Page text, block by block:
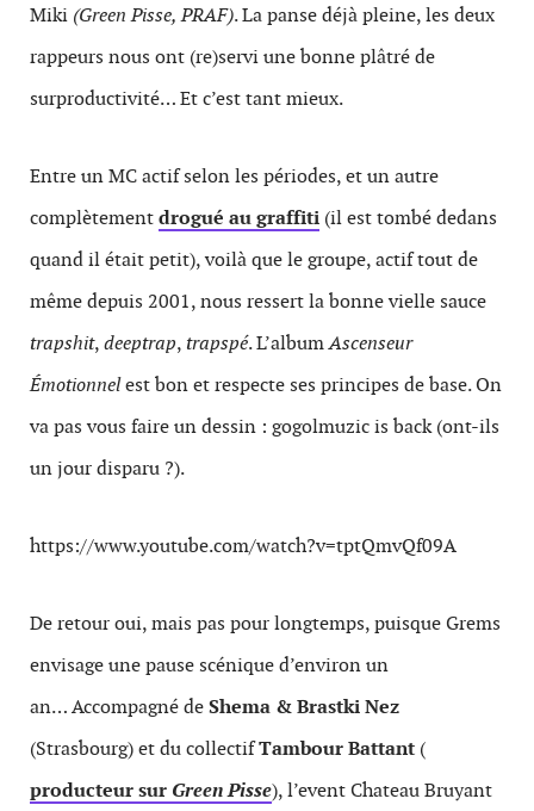
Miki (Green Pisse, PRAF). La panse déjà pleine, les deux
rappeurs nous ont (re)servi une bonne plâtré de
surproductivité… Et c’est tant mieux.
Entre un MC actif selon les périodes, et un autre
complètementdrogué au graffiti (il est tombé dedans
quand il était petit), voilà que le groupe, actif tout de
même depuis 2001, nous ressert la bonne vielle sauce
trapshit,deeptrap, trapspé. L’albumAscenseur
Émotionnelest bon et respecte ses principes de base. On
va pas vous faire un dessin : gogolmuzic is back (ont-ils
un jour disparu ?).
https://www.youtube.com/watch?v=tptQmvQf09A
De retour oui, mais pas pour longtemps, puisque Grems
envisage une pause scénique d’environ un
an… Accompagné deShema & Brastki Nez
(Strasbourg) et du collectifTambour Battant (
producteur sur Green Pisse), l’event Chateau Bruyant